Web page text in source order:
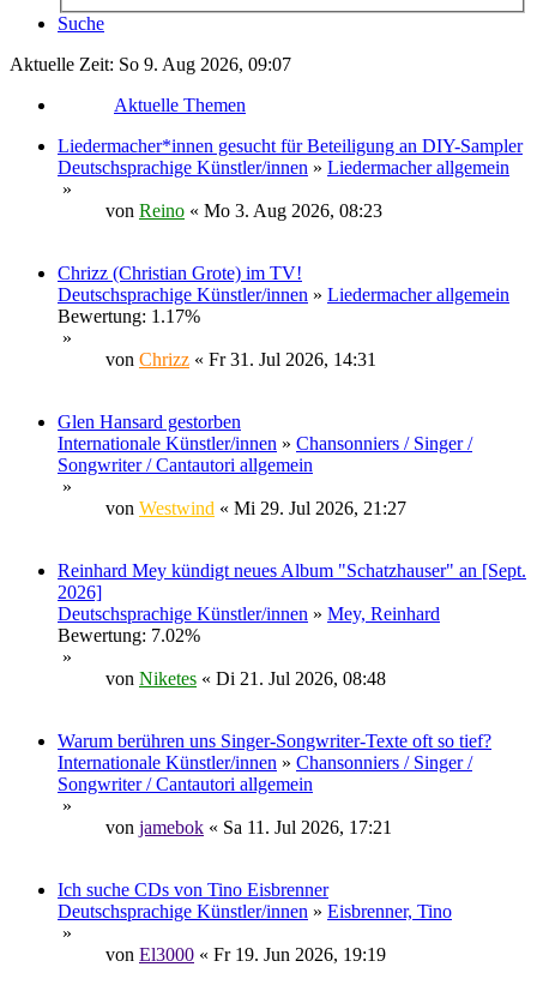
Suche
Aktuelle Zeit: So 9. Aug 2026, 09:07
Aktuelle Themen
Liedermacher*innen gesucht für Beteiligung an DIY-Sampler
Deutschsprachige Künstler/innen » Liedermacher allgemein
»
von Reino « Mo 3. Aug 2026, 08:23
Chrizz (Christian Grote) im TV!
Deutschsprachige Künstler/innen » Liedermacher allgemein
Bewertung: 1.17%
»
von Chrizz « Fr 31. Jul 2026, 14:31
Glen Hansard gestorben
Internationale Künstler/innen » Chansonniers / Singer /
Songwriter / Cantautori allgemein
»
von Westwind « Mi 29. Jul 2026, 21:27
Reinhard Mey kündigt neues Album "Schatzhauser" an [Sept.
2026]
Deutschsprachige Künstler/innen » Mey, Reinhard
Bewertung: 7.02%
»
von Niketes « Di 21. Jul 2026, 08:48
Warum berühren uns Singer-Songwriter-Texte oft so tief?
Internationale Künstler/innen » Chansonniers / Singer /
Songwriter / Cantautori allgemein
»
von jamebok « Sa 11. Jul 2026, 17:21
Ich suche CDs von Tino Eisbrenner
Deutschsprachige Künstler/innen » Eisbrenner, Tino
»
von El3000 « Fr 19. Jun 2026, 19:19